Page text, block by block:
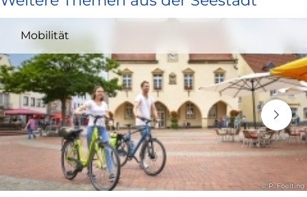
und
in
neuem
Fenster)
Mobilität
© P. Foelting